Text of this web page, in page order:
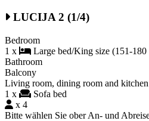
LUCIJA 2 (1/4)
Bedroom
1 x
Large bed/King size (151-
Bathroom
Balcony
Living room, dining room and kitchen
1 x
Sofa bed
x 4
Bitte wählen Sie ober An- und